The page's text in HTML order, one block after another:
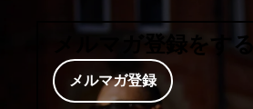
メルマガ登録をする
メルマガ登録